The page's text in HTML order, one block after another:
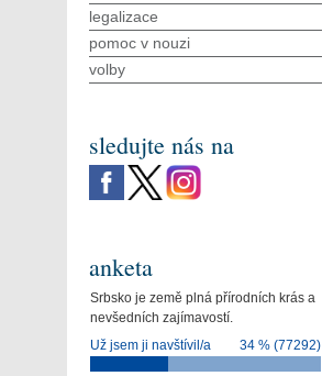
legalizace
pomoc v nouzi
volby
sledujte nás na
anketa
Srbsko je země plná přírodních krás a
nevšedních zajímavostí.
34 % (77292)
Už jsem ji navštívil/a